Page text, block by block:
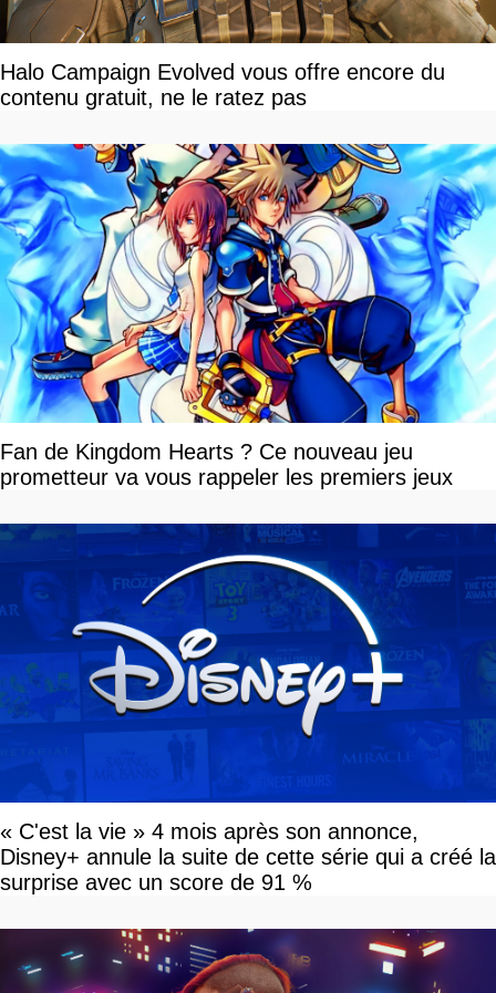
Halo Campaign Evolved vous offre encore du
contenu gratuit, ne le ratez pas
Fan de Kingdom Hearts ? Ce nouveau jeu
prometteur va vous rappeler les premiers jeux
« C'est la vie » 4 mois après son annonce,
Disney+ annule la suite de cette série qui a créé la
surprise avec un score de 91 %